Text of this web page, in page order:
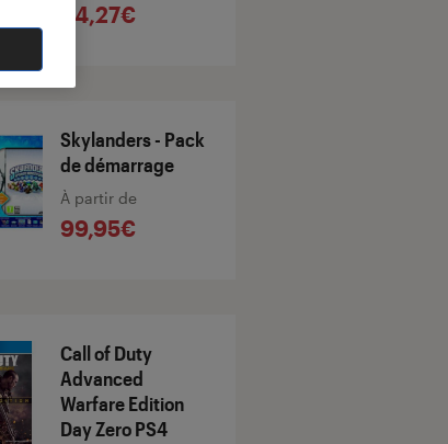
94,27€
Skylanders - Pack
de démarrage
À partir de
99,95€
Call of Duty
Advanced
Warfare Edition
Day Zero PS4